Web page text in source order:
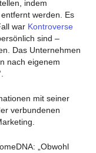
indem
werden. Es
war Kontroverse
sind –
Das Unternehmen
nach eigenem
mit seiner
verbundenen
„Obwohl